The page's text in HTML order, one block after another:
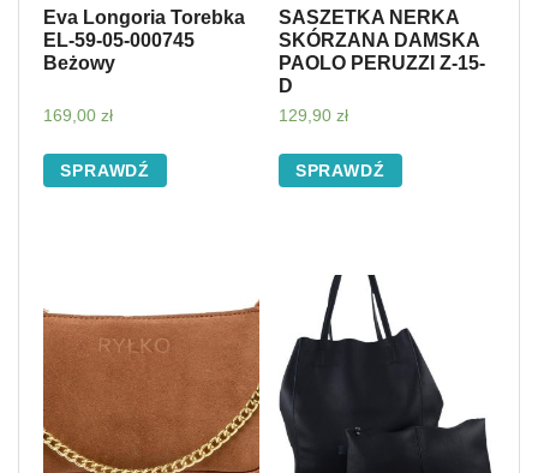
Eva Longoria Torebka
EL-59-05-000745
Beżowy
169,00 zł
SPRAWDŹ
SASZETKA NERKA
SKÓRZANA DAMSKA
PAOLO PERUZZI Z-15-
D
129,90 zł
SPRAWDŹ